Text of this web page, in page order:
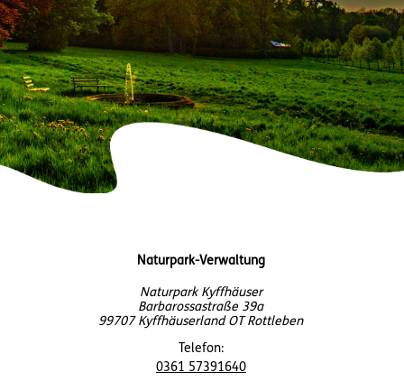
Naturpark-Verwaltung
Naturpark Kyffhäuser
Barbarossastraße 39a
99707 Kyffhäuserland OT Rottleben
Telefon:
0361 57391640